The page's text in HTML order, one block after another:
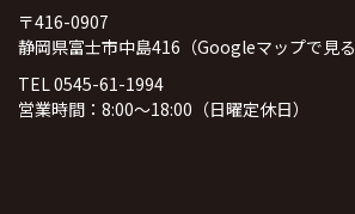
〒416-0907
静岡県富士市中島416（Googleマップで見る
TEL 0545-61-1994
営業時間：8:00～18:00（日曜定休日）